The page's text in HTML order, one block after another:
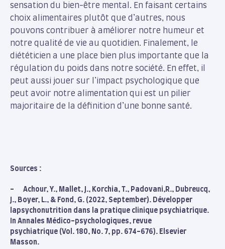
sensation du bien-être mental. En faisant certains
choix alimentaires plutôt que d’autres, nous
pouvons contribuer à améliorer notre humeur et
notre qualité de vie au quotidien. Finalement, le
diététicien a une place bien plus importante que la
régulation du poids dans notre société. En effet, il
peut aussi jouer sur l’impact psychologique que
peut avoir notre alimentation qui est un pilier
majoritaire de la définition d’une bonne santé.
Sources :
- Achour, Y., Mallet, J., Korchia, T., Padovani,R., Dubreucq,
J., Boyer, L., & Fond, G. (2022, September). Développer
lapsychonutrition dans la pratique clinique psychiatrique.
In Annales Médico-psychologiques, revue
psychiatrique (Vol. 180, No. 7, pp. 674-676). Elsevier
Masson.